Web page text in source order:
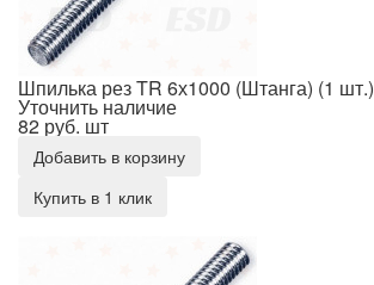
Шпилька рез TR 6х1000 (Штанга) (1 шт.)
Уточнить наличие
82 руб. шт
Добавить в корзину
Купить в 1 клик